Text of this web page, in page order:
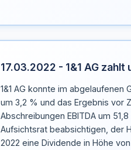
17.03.2022 - 1&1 AG
1&1 AG konnte im abgelaufenen
um 3,2 % und das Ergebnis vor
Abschreibungen EBITDA um
Aufsichtsrat beabsichtigen, der
2022 eine Dividende in Höhe